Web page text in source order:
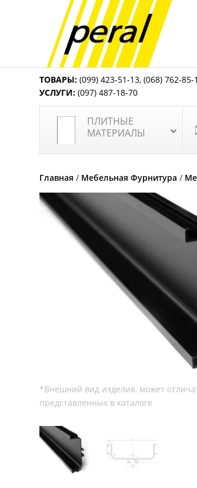
ТОВАРЫ: (099) 423-51-13,(068) 762-85-
УСЛУГИ: (097) 487-18-70
ПЛИТНЫЕ
МАТЕРИАЛЫ
Главная / Мебельная Фурнитура /